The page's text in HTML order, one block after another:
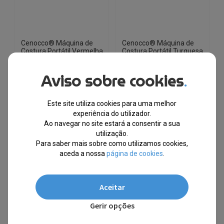
Cenocco® Máquina de
Costura Portátil Vermelha
EM STOCK
€44.85.
7.90
€7.90.Envio Imediato
Cenocco® Máquina de
Costura Portátil Turquesa
EM STOCK
€44.85
O
preço
original
era:
€44.85.
€6.88
O
preço
atual
é:
€6.88.
-85%
Aviso sobre cookies.
Este site utiliza cookies para uma melhor
experiência do utilizador.
Ao navegar no site estará a consentir a sua
utilização.
Para saber mais sobre como utilizamos cookies,
aceda a nossa página de cookies
Aceitar
Gerir opções